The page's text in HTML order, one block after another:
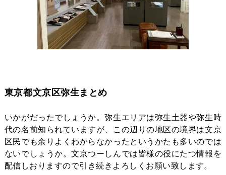
東京都文京区弥生まとめ
いかがだったでしょうか。弥生エリアは弥生土器や弥生時
代の名前知られていますが、この辺りの地区の境界は文京
区民でも余りよくわからなかったというかたも多いのでは
ないでしょうか。文京つーしんでは皆様の役にたつ情報を
配信しおりますので引き続きよろしくお願い致します。